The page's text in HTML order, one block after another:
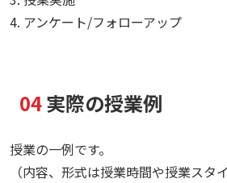
4. アンケート/フォローアップ
04実際の授業例
授業の一例です。
（内容、形式は授業時間や授業スタ